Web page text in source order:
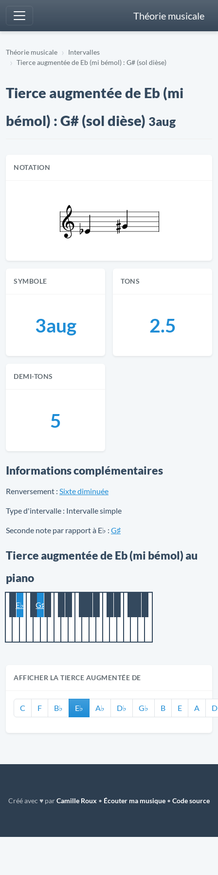
Théorie musicale
Théorie musicale
Intervalles
Tierce augmentée de Eb (mi bémol) : G# (sol dièse)
Tierce augmentée de Eb (mi
bémol) : G# (sol dièse) 3aug
NOTATION
SYMBOLE
3aug
TONS
2.5
DEMI-TONS
5
Informations complémentaires
Renversement : Sixte diminuée
Type d'intervalle : Intervalle simple
Seconde note par rapport à E♭ : G♯
Tierce augmentée de Eb (mi bémol) au
piano
E♭ G♯
AFFICHER LA TIERCE AUGMENTÉE DE
C F B♭ E♭ A♭ D♭ G♭ B E A D
Créé avec ♥ parCamille Roux • Écouter ma musique • Code source